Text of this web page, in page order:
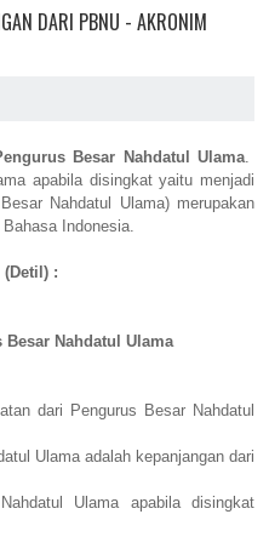
DARI PBNU - AKRONIM
Besar Nahdatul Ulama.
apabila disingkat yaitu menjadi
Nahdatul Ulama) merupakan
Indonesia.
:
Besar Nahdatul Ulama
dari Pengurus Besar Nahdatul
Ulama adalah kepanjangan dari
Ulama apabila disingkat